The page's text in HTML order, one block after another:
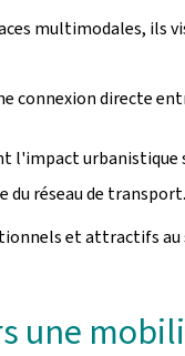
multimodales, ils
connexion directe
l'impact urbanistique
du réseau de transport.
et attractifs au
une